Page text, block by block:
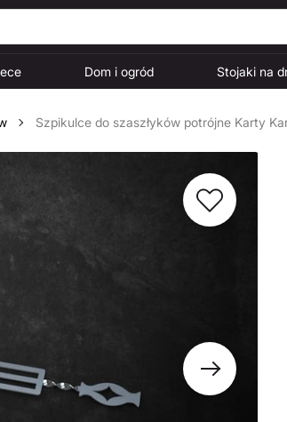
Dom i ogród Stojaki na
Szpikulce do szaszłyków potrójne Karty